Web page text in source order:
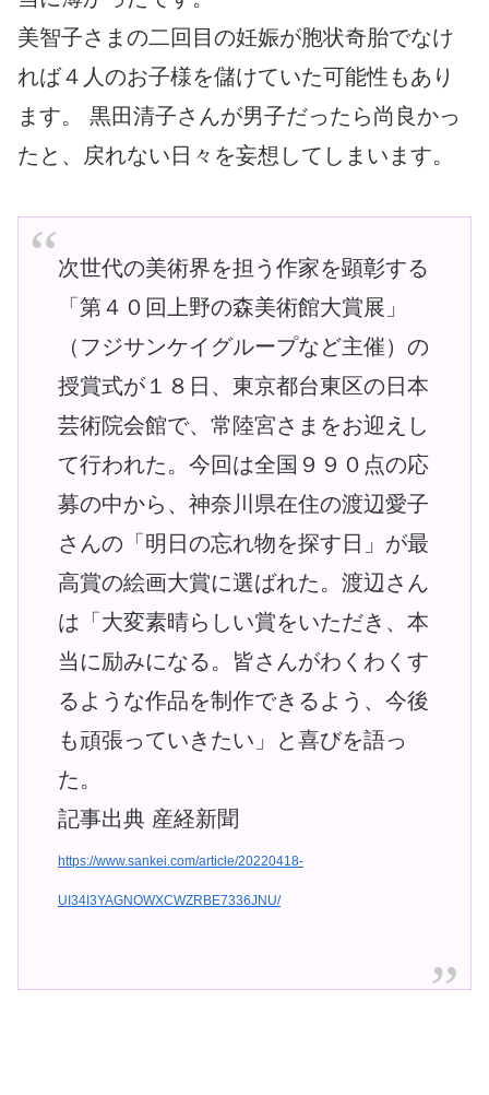
美智子さまの二回目の妊娠が胞状奇胎でなけ
れば４人のお子様を儲けていた可能性もあり
ます。 黒田清子さんが男子だったら尚良かっ
たと、戻れない日々を妄想してしまいます。
次世代の美術界を担う作家を顕彰する
「第４０回上野の森美術館大賞展」
（フジサンケイグループなど主催）の
授賞式が１８日、東京都台東区の日本
芸術院会館で、常陸宮さまをお迎えし
て行われた。今回は全国９９０点の応
募の中から、神奈川県在住の渡辺愛子
さんの「明日の忘れ物を探す日」が最
高賞の絵画大賞に選ばれた。渡辺さん
は「大変素晴らしい賞をいただき、本
当に励みになる。皆さんがわくわくす
るような作品を制作できるよう、今後
も頑張っていきたい」と喜びを語っ
た。
記事出典 産経新聞
https://www.sankei.com/article/20220418-
UI34I3YAGNOWXCWZRBE7336JNU/